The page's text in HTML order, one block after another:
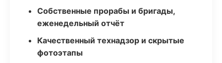
Собственные прорабы и бригады,
еженедельный отчёт
Качественный технадзор и скрытые
фотоэтапы